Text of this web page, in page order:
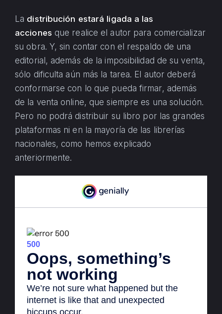
La distribución estará ligada a las
acciones que realice el autor para comercializar
su obra. Y, sin contar con el respaldo de una
editorial, además de la imposibilidad de su venta,
sólo dificulta aún más la tarea. El autor deberá
conformarse con lo que pueda firmar, además
de la venta online, que siempre es una solución.
Pero no podrá distribuir su libro por las grandes
plataformas ni en la mayoría de las librerías
nacionales, como hemos explicado
anteriormente.